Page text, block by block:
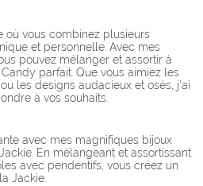
où vous combinez plusieurs
et personnelle. Avec mes
pouvez mélanger et assortir à
parfait. Que vous aimiez les
les designs audacieux et osés, j'ai
à vos souhaits.
avec mes magnifiques bijoux
En mélangeant et assortissant
avec pendentifs, vous créez un
Jackie.